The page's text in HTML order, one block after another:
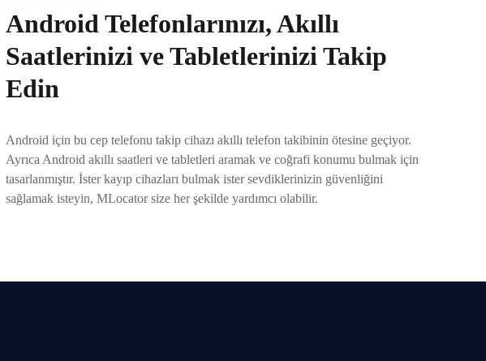
Android Telefonlarınızı, Akıllı
Saatlerinizi ve Tabletlerinizi Takip
Edin
Android için bu cep telefonu takip cihazı akıllı telefon takibinin ötesine geçiyor.
Ayrıca Android akıllı saatleri ve tabletleri aramak ve coğrafi konumu bulmak için
tasarlanmıştır. İster kayıp cihazları bulmak ister sevdiklerinizin güvenliğini
sağlamak isteyin, MLocator size her şekilde yardımcı olabilir.